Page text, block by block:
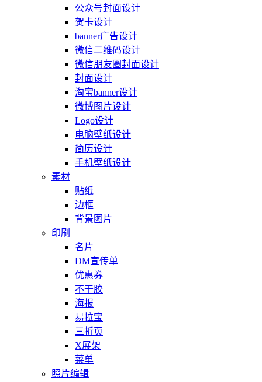
公众号封面设计
贺卡设计
banner广告设计
微信二维码设计
微信朋友圈封面设计
封面设计
淘宝banner设计
微博图片设计
Logo设计
电脑壁纸设计
简历设计
手机壁纸设计
素材
贴纸
边框
背景图片
印刷
名片
DM宣传单
优惠券
不干胶
海报
易拉宝
三折页
X展架
菜单
照片编辑